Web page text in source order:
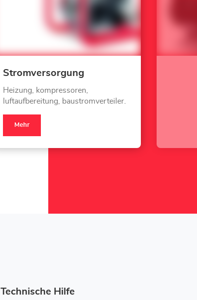
Stromversorgung
Heizung, kompressoren,
luftaufbereitung, baustromverteiler.
Mehr
Technische Hilfe